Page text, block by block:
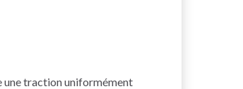
une traction uniformément